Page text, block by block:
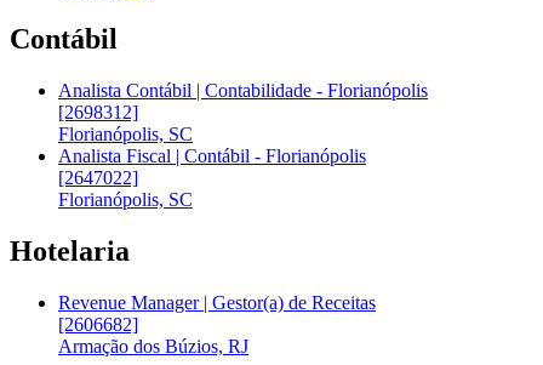
Contábil
Analista Contábil | Contabilidade - Florianópolis
[2698312]
Florianópolis, SC
Analista Fiscal | Contábil - Florianópolis
[2647022]
Florianópolis, SC
Hotelaria
Revenue Manager | Gestor(a) de Receitas
[2606682]
Armação dos Búzios, RJ